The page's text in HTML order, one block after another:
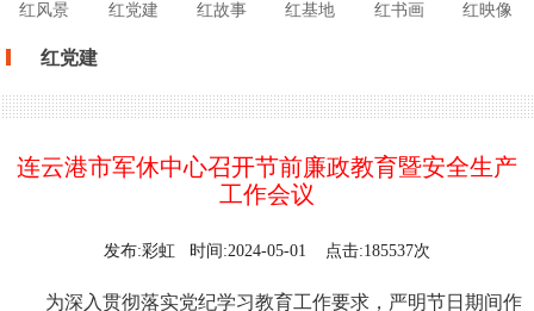
红风景 红党建 红故事 红基地 红书画 红映像
红党建
连云港市军休中心召开节前廉政教育暨安全生产
工作会议
发布:彩虹 时间:2024-05-01 点击:185537次
为深入贯彻落实党纪学习教育工作要求，严明节日期间作